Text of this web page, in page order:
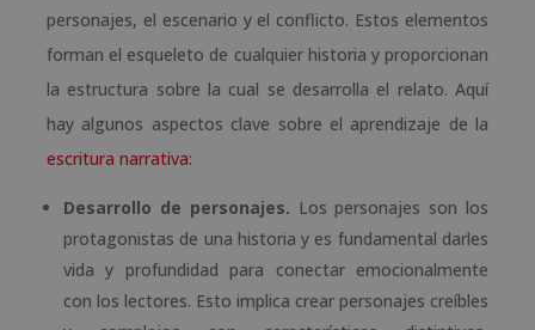
personajes, el escenario y el conflicto. Estos elementos
forman el esqueleto de cualquier historia y proporcionan
la estructura sobre la cual se desarrolla el relato. Aquí
hay algunos aspectos clave sobre el aprendizaje de la
escritura narrativa:
Desarrollo de personajes. Los personajes son los
protagonistas de una historia y es fundamental darles
vida y profundidad para conectar emocionalmente
con los lectores. Esto implica crear personajes creíbles